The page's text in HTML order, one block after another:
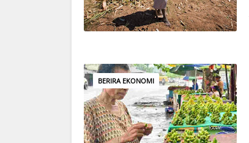
BERIRA EKONOMI